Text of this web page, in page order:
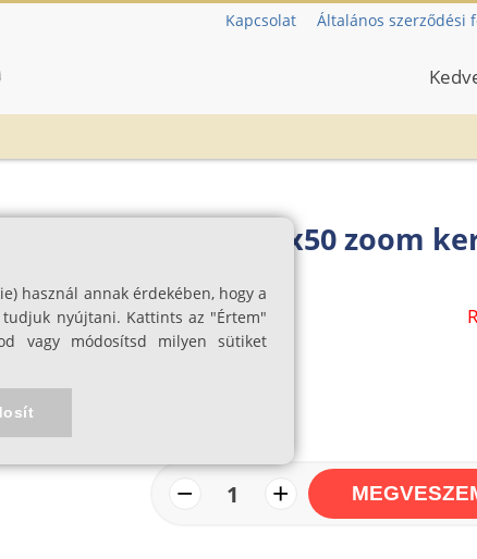
Kapcsolat Általános szerződési
Nikon Action 10-22x50 zoom
− 1 +
használ annak érdekében, hogy a
nyújtani. Kattints az "Értem"
vagy módosítsd milyen sütiket